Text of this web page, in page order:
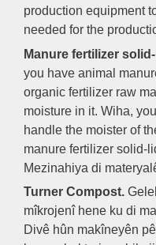
production equipment
needed for the
Manure fertilizer
you have animal
organic fertilizer raw
moisture in it. Wiha,
handle the moister of
manure fertilizer solid-
Mezinahiya di
Turner Compost.
mîkrojenî hene ku di
Divê hûn makîneyên